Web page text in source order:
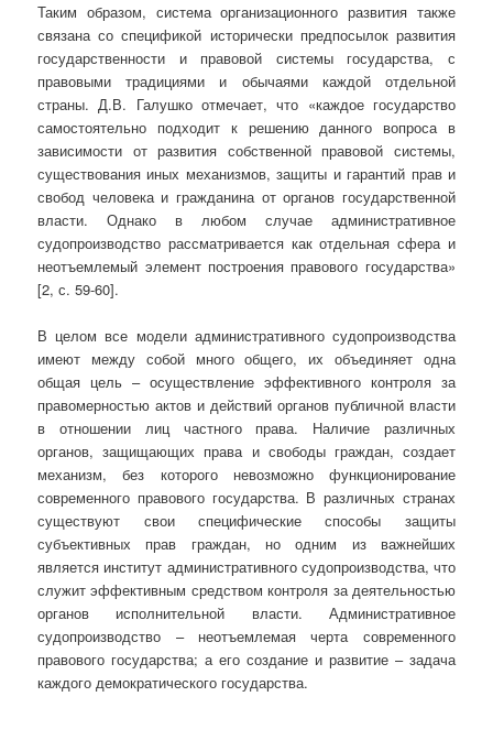
Таким образом, система организационного развития также
связана со спецификой исторически предпосылок развития
государственности и правовой системы государства, с
правовыми традициями и обычаями каждой отдельной
страны. Д.В. Галушко отмечает, что «каждое государство
самостоятельно подходит к решению данного вопроса в
зависимости от развития собственной правовой системы,
существования иных механизмов, защиты и гарантий прав и
свобод человека и гражданина от органов государственной
власти. Однако в любом случае административное
судопроизводство рассматривается как отдельная сфера и
неотъемлемый элемент построения правового государства»
[2, с. 59-60].
В целом все модели административного судопроизводства
имеют между собой много общего, их объединяет одна
общая цель – осуществление эффективного контроля за
правомерностью актов и действий органов публичной власти
в отношении лиц частного права. Наличие различных
органов, защищающих права и свободы граждан, создает
механизм, без которого невозможно функционирование
современного правового государства. В различных странах
существуют свои специфические способы защиты
субъективных прав граждан, но одним из важнейших
является институт административного судопроизводства, что
служит эффективным средством контроля за деятельностью
органов исполнительной власти. Административное
судопроизводство – неотъемлемая черта современного
правового государства; а его создание и развитие – задача
каждого демократического государства.